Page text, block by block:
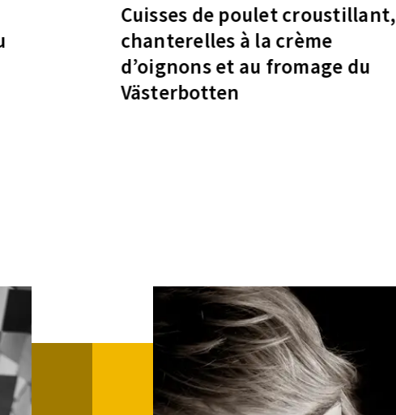
Cuisses de poulet croustillant,
chanterelles à la crème
d’oignons et au fromage du
Västerbotten